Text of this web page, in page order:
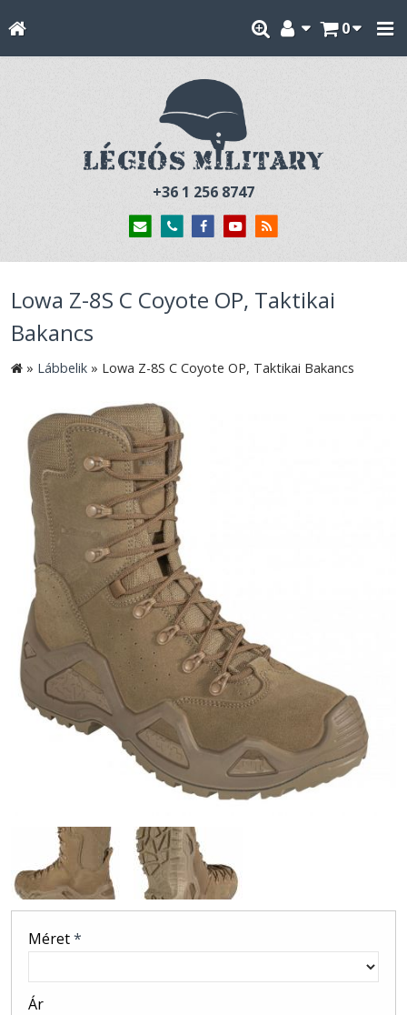
0
+36 1 256 8747
Lowa Z-8S C Coyote OP, Taktikai
Bakancs
» Lábbelik » Lowa Z-8S C Coyote OP, Taktikai Bakancs
Méret*
Ár